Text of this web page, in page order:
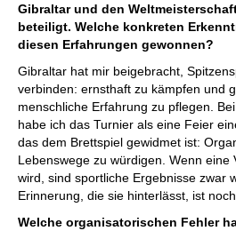
Gibraltar und den
beteiligt. Welche konkreten
diesen Erfahrungen gewonnen?
Gibraltar hat mir beigebracht,
verbinden: ernsthaft zu kämpfen und
menschliche Erfahrung zu pflegen.
habe ich das Turnier als eine Feier
das dem Brettspiel gewidmet ist:
Lebenswege zu würdigen. Wenn eine
wird, sind sportliche Ergebnisse zwar
Erinnerung, die sie hinterlässt, ist
Welche organisatorischen Fehler